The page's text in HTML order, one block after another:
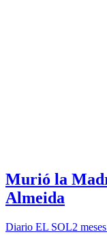
Murió la
Almeida
Diario EL SOL2